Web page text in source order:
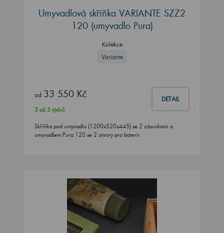
Umyvadlová skříňka VARIANTE SZZ2
120 (umyvadlo Pura)
Kolekce
Variante
od 33 550 Kč DETAIL
3 až 5 týdnů
Skříňka pod umyvadlo (1200x520x445) se 2 zásuvkami a
umyvadlem Pura 120 se 2 otvory pro baterii